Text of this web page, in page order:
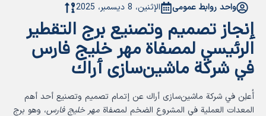
واحد روابط عمومی الإثنين، 8 ديسمبر، 2025
إنجاز تصميم وتصنيع برج التقطير
الرئيسي لمصفاة مهر خلیج فارس
في شركة ماشین‌سازی أراك
أُعلِن في شركة ماشین‌سازی أراك عن إتمام تصميم وتصنيع أحد أهم
المعدات العملية في المشروع الضخم لمصفاة مهر خلیج فارس، وهو برج